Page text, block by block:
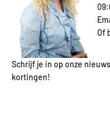
Of
Schrijf je in op onze
kortingen!